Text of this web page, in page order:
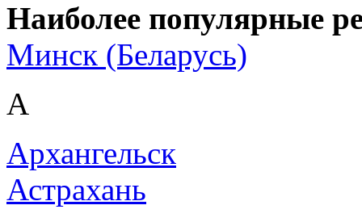
Наиболее популярные
Минск (Беларусь)
А
Архангельск
Астрахань